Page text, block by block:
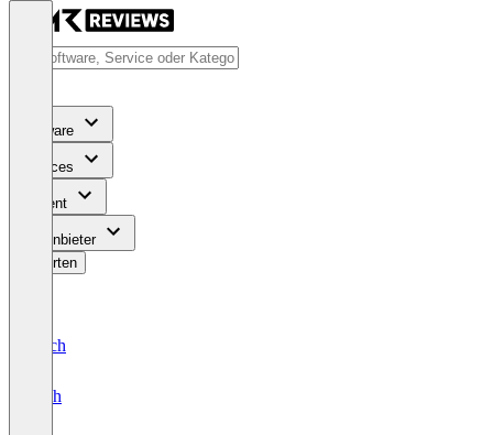
Software
Services
Content
Für Anbieter
Bewerten
Deutsch
English